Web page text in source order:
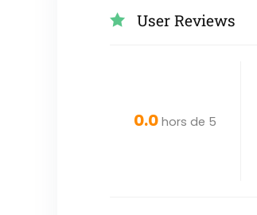
User Reviews
0.0 hors de 5